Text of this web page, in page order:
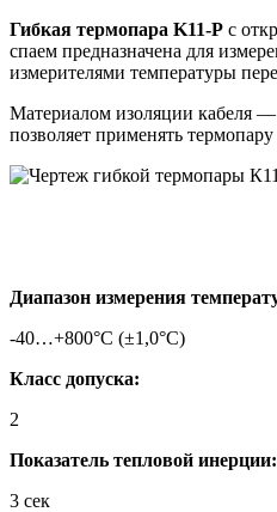
Гибкая термопара K11-Р с
спаем предназначена для
измерителями температуры
Материалом изоляции кабеля
позволяет применять
Диапазон измерения
-40…+800°С (±1,0°С)
Класс допуска:
2
Показатель тепловой инерции:
3 сек